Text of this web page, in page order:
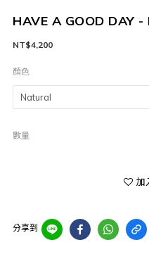
HAVE A GOOD DAY
NT$4,200
顏色
數量
加
分享到